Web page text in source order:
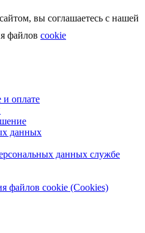
вы соглашаетесь с нашей
файлов cookie
и оплате
данных
данных службе
файлов cookie (Cookies)